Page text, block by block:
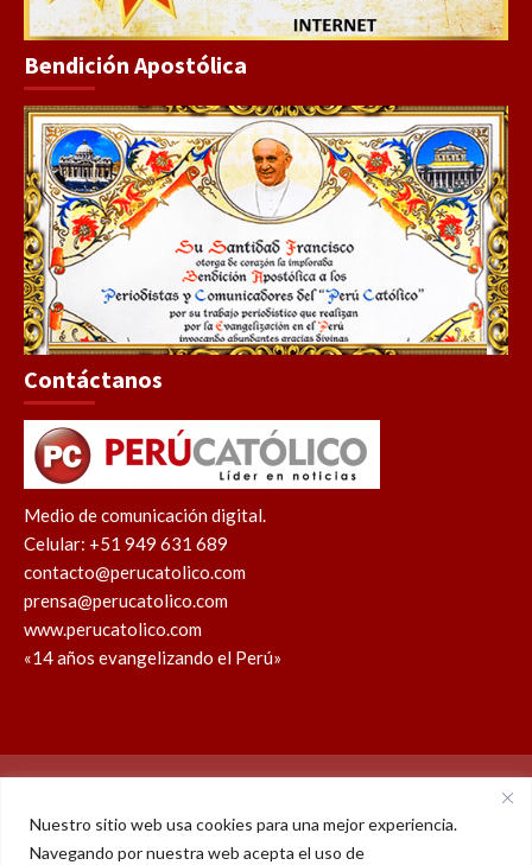
Nuestro sitio web usa cookies para una mejor experiencia.
Navegando por nuestra web acepta el uso de
Bendición Apostólica
Contáctanos
Medio de comunicación digital.
Celular: +51 949 631 689
contacto@perucatolico.com
prensa@perucatolico.com
www.perucatolico.com
«14 años evangelizando el Perú»
WhatsAppFacebookYoutubeInstagram
X